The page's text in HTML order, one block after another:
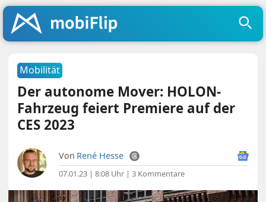
Mobilität
Der autonome Mover: HOLON-
Fahrzeug feiert Premiere auf der
CES 2023
Von René Hesse
07.01.23 | 8:08 Uhr |3 Kommentare